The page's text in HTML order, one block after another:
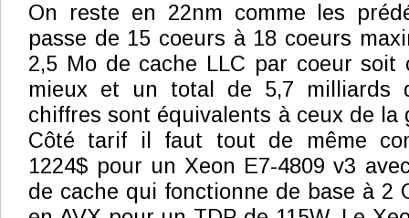
On reste en 22nm comme les
passe de 15 coeurs à 18 coeurs
2,5 Mo de cache LLC par coeur soit
mieux et un total de 5,7 milliards
chiffres sont équivalents à ceux de la
Côté tarif il faut tout de même
1224$ pour un Xeon E7-4809 v3
de cache qui fonctionne de base à 2